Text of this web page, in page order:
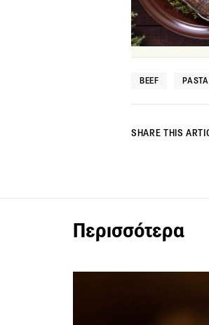
BEEF PASTA
SHARE THIS
Περισσότερα